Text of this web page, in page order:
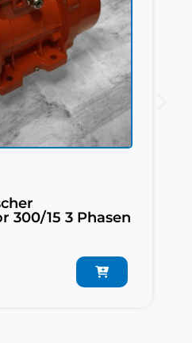
300/15 3 Phasen